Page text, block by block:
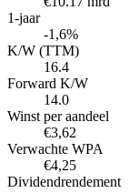
1-jaar
-1,6%
K/W (TTM)
16.4
Forward K/W
14.0
Winst per aandeel
€3,62
Verwachte WPA
€4,25
Dividendrendement